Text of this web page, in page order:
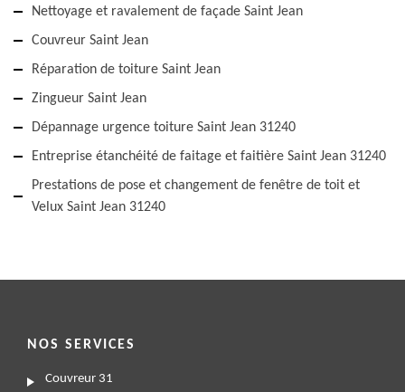
Nettoyage et ravalement de façade Saint Jean
Couvreur Saint Jean
Réparation de toiture Saint Jean
Zingueur Saint Jean
Dépannage urgence toiture Saint Jean 31240
Entreprise étanchéité de faitage et faitière Saint Jean 31240
Prestations de pose et changement de fenêtre de toit et
Velux Saint Jean 31240
NOS SERVICES
Couvreur 31